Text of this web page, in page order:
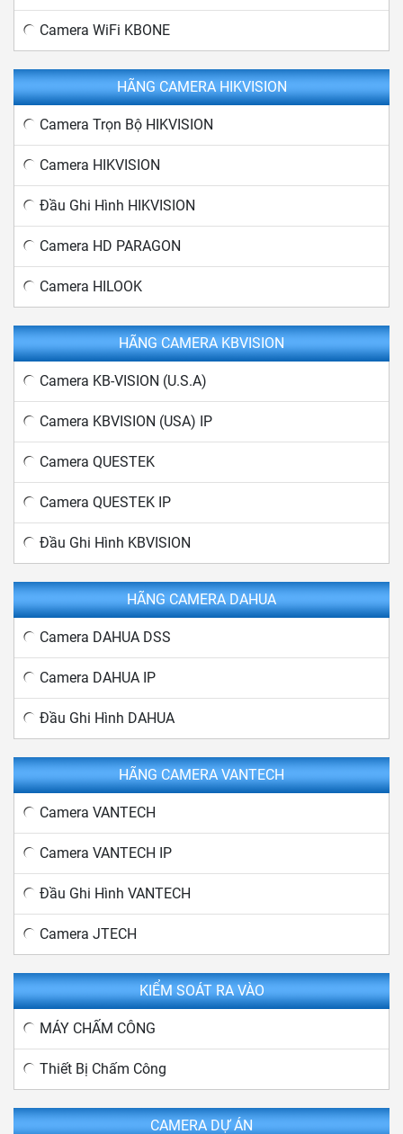
Camera WiFi KBONE
HÃNG CAMERA HIKVISION
Camera Trọn Bộ HIKVISION
Camera HIKVISION
Đầu Ghi Hình HIKVISION
Camera HD PARAGON
Camera HILOOK
HÃNG CAMERA KBVISION
Camera KB-VISION (U.S.A)
Camera KBVISION (USA) IP
Camera QUESTEK
Camera QUESTEK IP
Đầu Ghi Hình KBVISION
HÃNG CAMERA DAHUA
Camera DAHUA DSS
Camera DAHUA IP
Đầu Ghi Hình DAHUA
HÃNG CAMERA VANTECH
Camera VANTECH
Camera VANTECH IP
Đầu Ghi Hình VANTECH
Camera JTECH
KIỂM SOÁT RA VÀO
MÁY CHẤM CÔNG
Thiết Bị Chấm Công
CAMERA DỰ ÁN